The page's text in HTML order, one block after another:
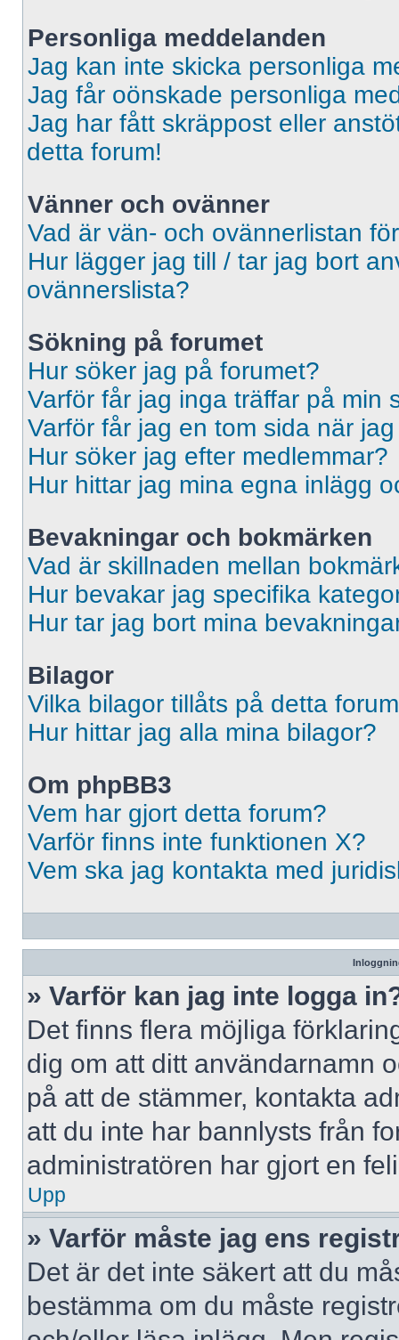
Personliga meddelanden
Jag kan inte skicka personliga
Jag får oönskade personliga
Jag har fått skräppost eller
detta forum!
Vänner och ovänner
Vad är vän- och ovännerlistan
Hur lägger jag till / tar jag bort
ovännerslista?
Sökning på forumet
Hur söker jag på forumet?
Varför får jag inga träffar på min
Varför får jag en tom sida när
Hur söker jag efter medlemmar?
Hur hittar jag mina egna inlägg
Bevakningar och bokmärken
Vad är skillnaden mellan
Hur bevakar jag specifika
Hur tar jag bort mina
Bilagor
Vilka bilagor tillåts på detta
Hur hittar jag alla mina bilagor?
Om phpBB3
Vem har gjort detta forum?
Varför finns inte funktionen X?
Vem ska jag kontakta med
» Varför kan jag inte logga
Det finns flera möjliga
dig om att ditt användarnamn
på att de stämmer, kontakta
att du inte har bannlysts från
administratören har gjort en
Upp
» Varför måste jag ens
Det är det inte säkert att du
bestämma om du måste